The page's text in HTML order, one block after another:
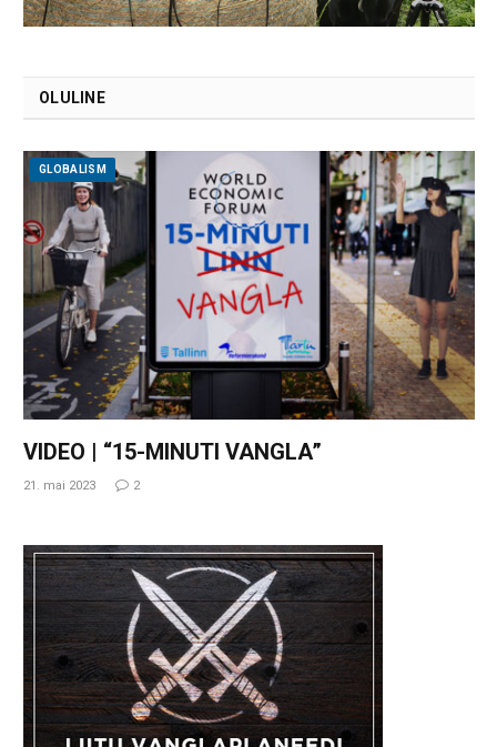
OLULINE
GLOBALISM
VIDEO | “15-MINUTI VANGLA”
21. mai 2023 2